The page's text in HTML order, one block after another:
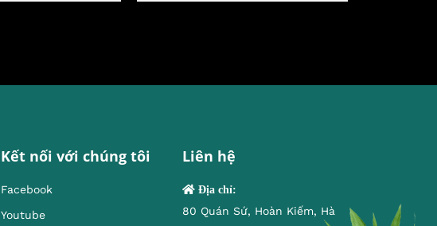
Kết nối với chúng tôi
Facebook
Youtube
Liên hệ
Địa chỉ:
80 Quán Sứ, Hoàn Kiếm, Hà